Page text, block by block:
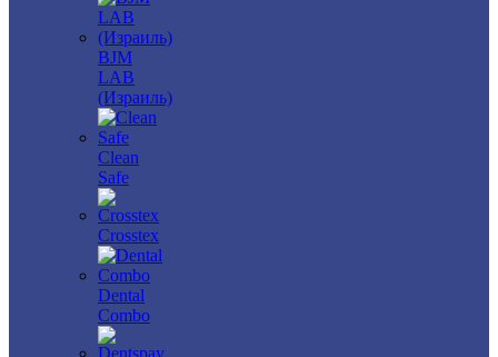
BJM
LAB
(Израиль)
Clean
Safe
Crosstex
Dental
Combo